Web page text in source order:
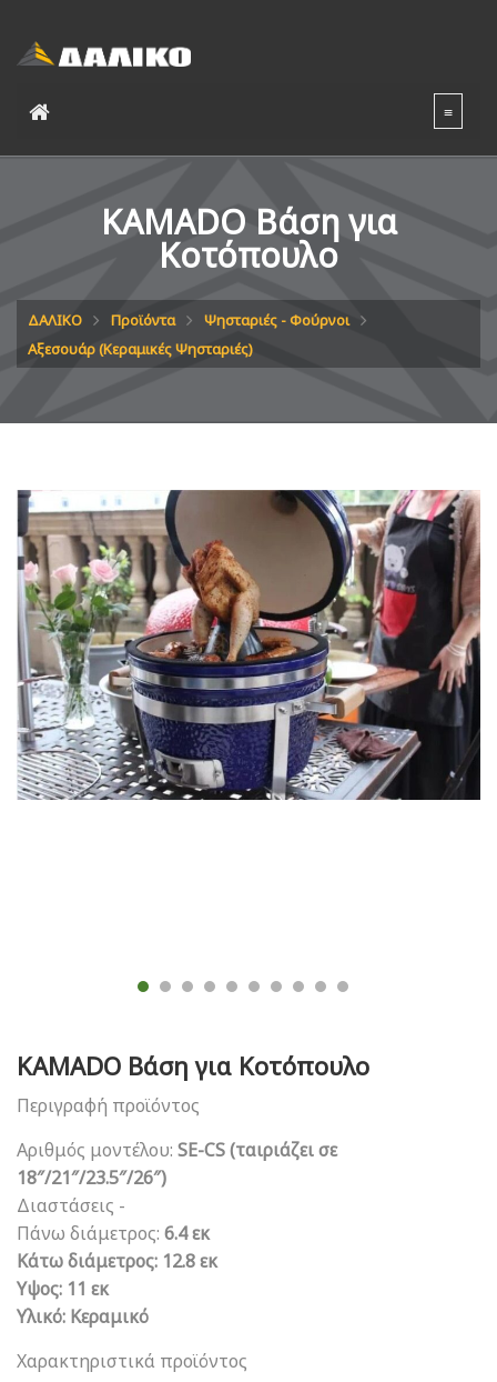
KAMADO Βάση για
Κοτόπουλο
ΔΑΛΙΚΟ Προϊόντα
Ψησταριές - Φούρνοι
Αξεσουάρ (Κεραμικές Ψησταριές)
KAMADO Βάση για Κοτόπουλο
Περιγραφή προϊόντος
Αριθμός μοντέλου: SE-CS (ταιριάζει σε
18″/21″/23.5″/26″)
Διαστάσεις -
Πάνω διάμετρος: 6.4 εκ
Κάτω διάμετρος: 12.8 εκ
Υψος: 11 εκ
Υλικό: Κεραμικό
Χαρακτηριστικά προϊόντος